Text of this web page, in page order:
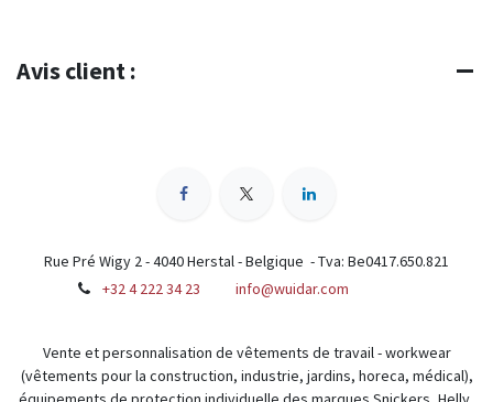
Avis client :
Rue Pré Wigy 2 - 4040 Herstal - Belgique - Tva: Be0417.650.821
+32 4 222 34 23
info@wuidar.com
Vente et personnalisation de vêtements de travail - workwear
(vêtements pour la construction, industrie, jardins, horeca, médical),